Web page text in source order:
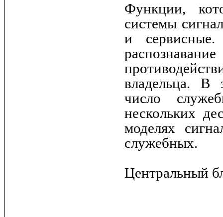
Функции,
системы
и
владельца. В
число
нескольких
моделях
служебных.
Центральный